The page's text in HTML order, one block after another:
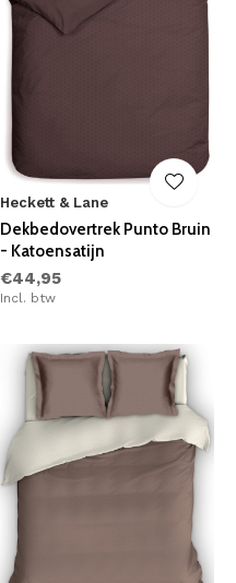
Heckett & Lane
Dekbedovertrek Punto Bruin
- Katoensatijn
€44,95
Incl. btw